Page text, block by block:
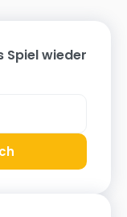
Spiel wieder